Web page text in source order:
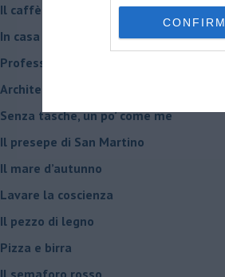
CONFIRM
​Il caffè Mattia Moreni
​In casa ho una macchina del tempo
Professione: reporter
Architettura che abbaglia
​Senza tasche, un po’ come me
​Il presepe di San Martino
​Il mare d’autunno
​Lavare la coscienza
​Il pezzo di legno
​Pizza e birra
​Il semaforo rosso